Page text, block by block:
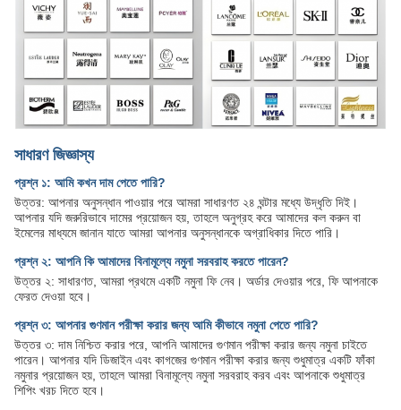
সাধারণ জিজ্ঞাস্য
প্রশ্ন ১: আমি কখন দাম পেতে পারি?
উত্তর: আপনার অনুসন্ধান পাওয়ার পরে আমরা সাধারণত ২৪ ঘন্টার মধ্যে উদ্ধৃতি দিই।
আপনার যদি জরুরিভাবে দামের প্রয়োজন হয়, তাহলে অনুগ্রহ করে আমাদের কল করুন বা
ইমেলের মাধ্যমে জানান যাতে আমরা আপনার অনুসন্ধানকে অগ্রাধিকার দিতে পারি।
প্রশ্ন ২: আপনি কি আমাদের বিনামূল্যে নমুনা সরবরাহ করতে পারেন?
উত্তর ২: সাধারণত, আমরা প্রথমে একটি নমুনা ফি নেব। অর্ডার দেওয়ার পরে, ফি আপনাকে
ফেরত দেওয়া হবে।
প্রশ্ন ৩: আপনার গুণমান পরীক্ষা করার জন্য আমি কীভাবে নমুনা পেতে পারি?
উত্তর ৩: দাম নিশ্চিত করার পরে, আপনি আমাদের গুণমান পরীক্ষা করার জন্য নমুনা চাইতে
পারেন। আপনার যদি ডিজাইন এবং কাগজের গুণমান পরীক্ষা করার জন্য শুধুমাত্র একটি ফাঁকা
নমুনার প্রয়োজন হয়, তাহলে আমরা বিনামূল্যে নমুনা সরবরাহ করব এবং আপনাকে শুধুমাত্র
শিপিং খরচ দিতে হবে।